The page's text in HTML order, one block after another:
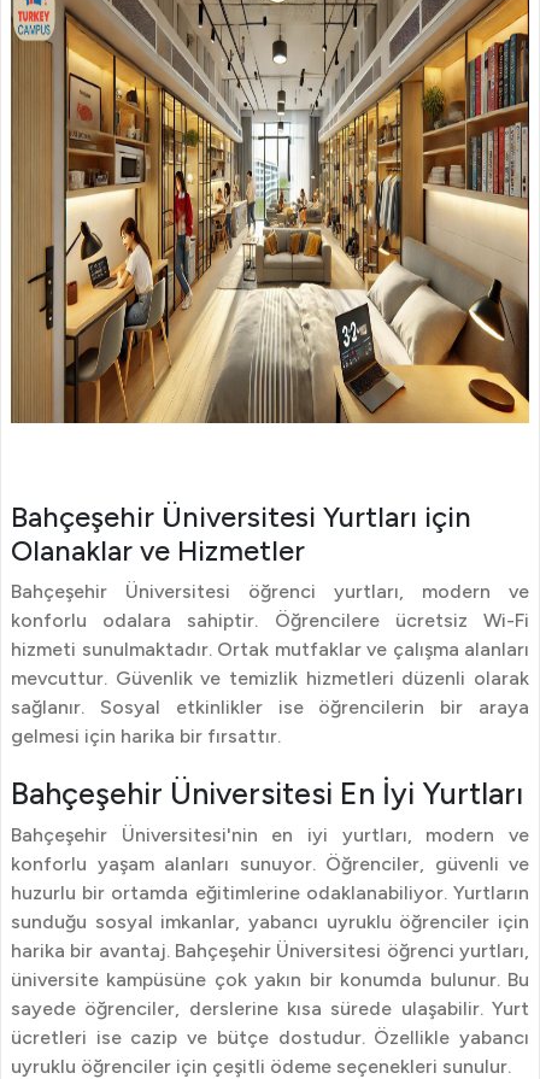
Bahçeşehir Üniversitesi Yurtları için
Olanaklar ve Hizmetler
Bahçeşehir Üniversitesi öğrenci yurtları, modern ve
konforlu odalara sahiptir. Öğrencilere ücretsiz Wi-Fi
hizmeti sunulmaktadır. Ortak mutfaklar ve çalışma alanları
mevcuttur. Güvenlik ve temizlik hizmetleri düzenli olarak
sağlanır. Sosyal etkinlikler ise öğrencilerin bir araya
gelmesi için harika bir fırsattır.
Bahçeşehir Üniversitesi En İyi Yurtları
Bahçeşehir Üniversitesi'nin en iyi yurtları, modern ve
konforlu yaşam alanları sunuyor. Öğrenciler, güvenli ve
huzurlu bir ortamda eğitimlerine odaklanabiliyor. Yurtların
sunduğu sosyal imkanlar, yabancı uyruklu öğrenciler için
harika bir avantaj. Bahçeşehir Üniversitesi öğrenci yurtları,
üniversite kampüsüne çok yakın bir konumda bulunur. Bu
sayede öğrenciler, derslerine kısa sürede ulaşabilir. Yurt
ücretleri ise cazip ve bütçe dostudur. Özellikle yabancı
uyruklu öğrenciler için çeşitli ödeme seçenekleri sunulur.